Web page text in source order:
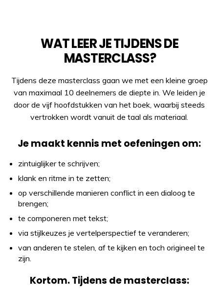
WAT LEER JE TIJDENS DE
MASTERCLASS?
Tijdens deze masterclass gaan we met een kleine groep
van maximaal 10 deelnemers de diepte in. We leiden je
door de vijf hoofdstukken van het boek, waarbij steeds
vertrokken wordt vanuit de taal als materiaal.
Je maakt kennis met oefeningen om:
zintuiglijker te schrijven;
klank en ritme in te zetten;
op verschillende manieren conflict in een dialoog te
brengen;
te componeren met tekst;
via stijlkeuzes je vertelperspectief te veranderen;
van anderen te stelen, af te kijken en toch origineel te
zijn.
Kortom. Tijdens de masterclass: